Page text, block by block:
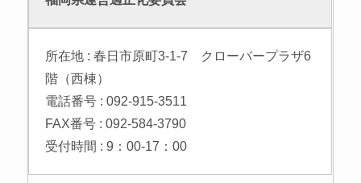
所在地 : 春日市原町3-1-7 クローバープラザ6
階（西棟）
電話番号 : 092-915-3511
FAX番号 : 092-584-3790
受付時間 : 9：00-17：00